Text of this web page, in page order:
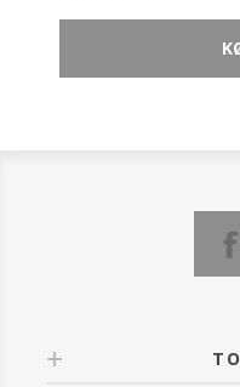
Den indeholder et
kaldet Sym3D, for en
og antioxidant effekt,
Den kan påføres
applikator eller med
bruges alene på